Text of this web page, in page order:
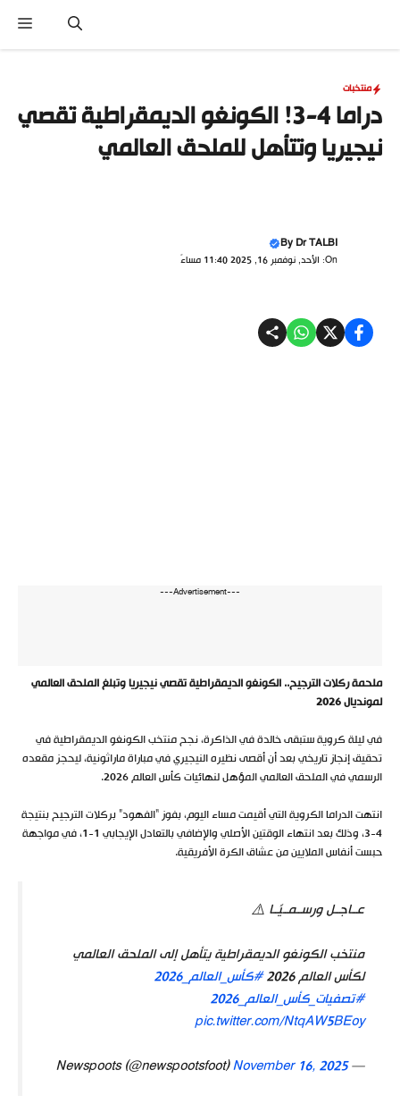
المحتوى
منتخبات
دراما 4-3! الكونغو الديمقراطية تقصي
نيجيريا وتتأهل للملحق العالمي
ByDr TALBI
On: الأحد, نوفمبر 16, 2025 11:40 مساءً
---Advertisement---
ملحمة ركلات الترجيح.. الكونغو الديمقراطية تقصي نيجيريا وتبلغ الملحق العالمي
لمونديال 2026
في ليلة كروية ستبقى خالدة في الذاكرة، نجح منتخب الكونغو الديمقراطية في
تحقيق إنجاز تاريخي بعد أن أقصى نظيره النيجيري في مباراة ماراثونية، ليحجز مقعده
الرسمي في الملحق العالمي المؤهل لنهائيات كأس العالم 2026.
انتهت الدراما الكروية التي أقيمت مساء اليوم، بفوز “الفهود” بركلات الترجيح بنتيجة
4-3، وذلك بعد انتهاء الوقتين الأصلي والإضافي بالتعادل الإيجابي 1-1، في مواجهة
حبست أنفاس الملايين من عشاق الكرة الأفريقية.
عــاجــل ورســمــيًــا ⚠️
منتخب الكونغو الديمقراطية يتأهل إلى الملحق العالمي
لكأس العالم 2026
#كأس_العالم_2026
#تصفيات_كأس_العالم_2026
pic.twitter.com/NtqAW5BEoy
— Newspoots (@newspootsfoot)
November 16, 2025